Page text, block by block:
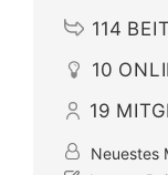
114
10
19
Neuestes